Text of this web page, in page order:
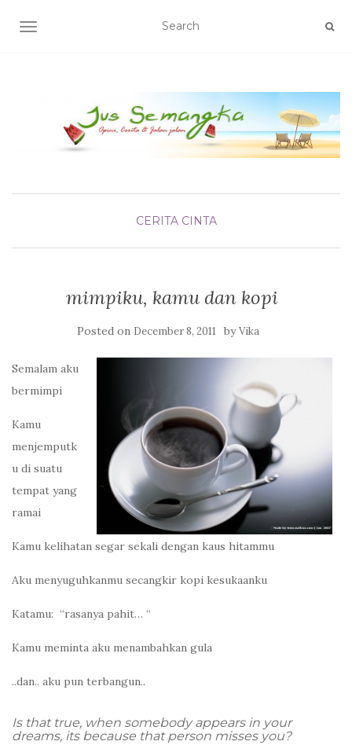
TOGGLE NAVIGATION
CERITA CINTA
mimpiku, kamu dan kopi
Posted on December 8, 2011 byVika
Semalam aku
bermimpi
Kamu
menjemputk
u di suatu
tempat yang
ramai
Kamu kelihatan segar sekali dengan kaus hitammu
Aku menyuguhkanmu secangkir kopi kesukaanku
Katamu: “rasanya pahit… “
Kamu meminta aku menambahkan gula
..dan.. aku pun terbangun..
Is that true, when somebody appears in your
dreams, its because that person misses you?